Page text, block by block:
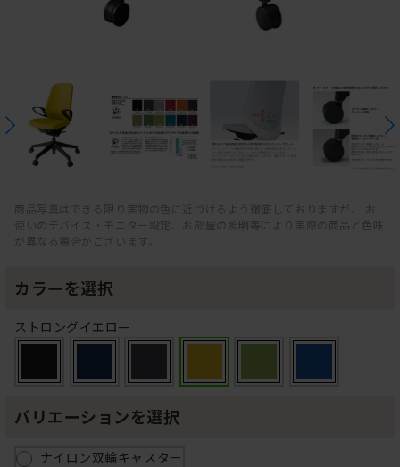
商品写真はできる限り実物の色に近づけるよう徹底しておりますが、 お
使いのデバイス・モニター設定、お部屋の照明等により実際の商品と色味
が異なる場合がございます。
カラーを選択
ストロングイエロー
バリエーションを選択
ナイロン双輪キャスター